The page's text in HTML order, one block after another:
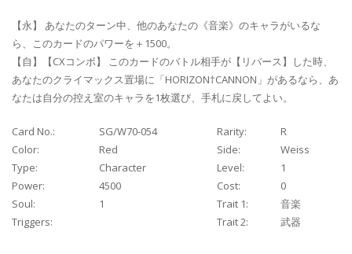
【永】 あなたのターン中、他のあなたの《音楽》のキャラがいるな
ら、このカードのパワーを＋1500。
【自】【CXコンボ】 このカードのバトル相手が【リバース】した時、
あなたのクライマックス置場に「HORIZON†CANNON」があるなら、あ
なたは自分の控え室のキャラを1枚選び、手札に戻してよい。
Card No.: SG/W70-054 Rarity:
R
Color:
Red Side:
Weiss
Type:
Character Level:
1
Power:
4500 Cost:
0
Soul:
1 Trait 1:
音楽
Triggers:
Trait 2: 武器